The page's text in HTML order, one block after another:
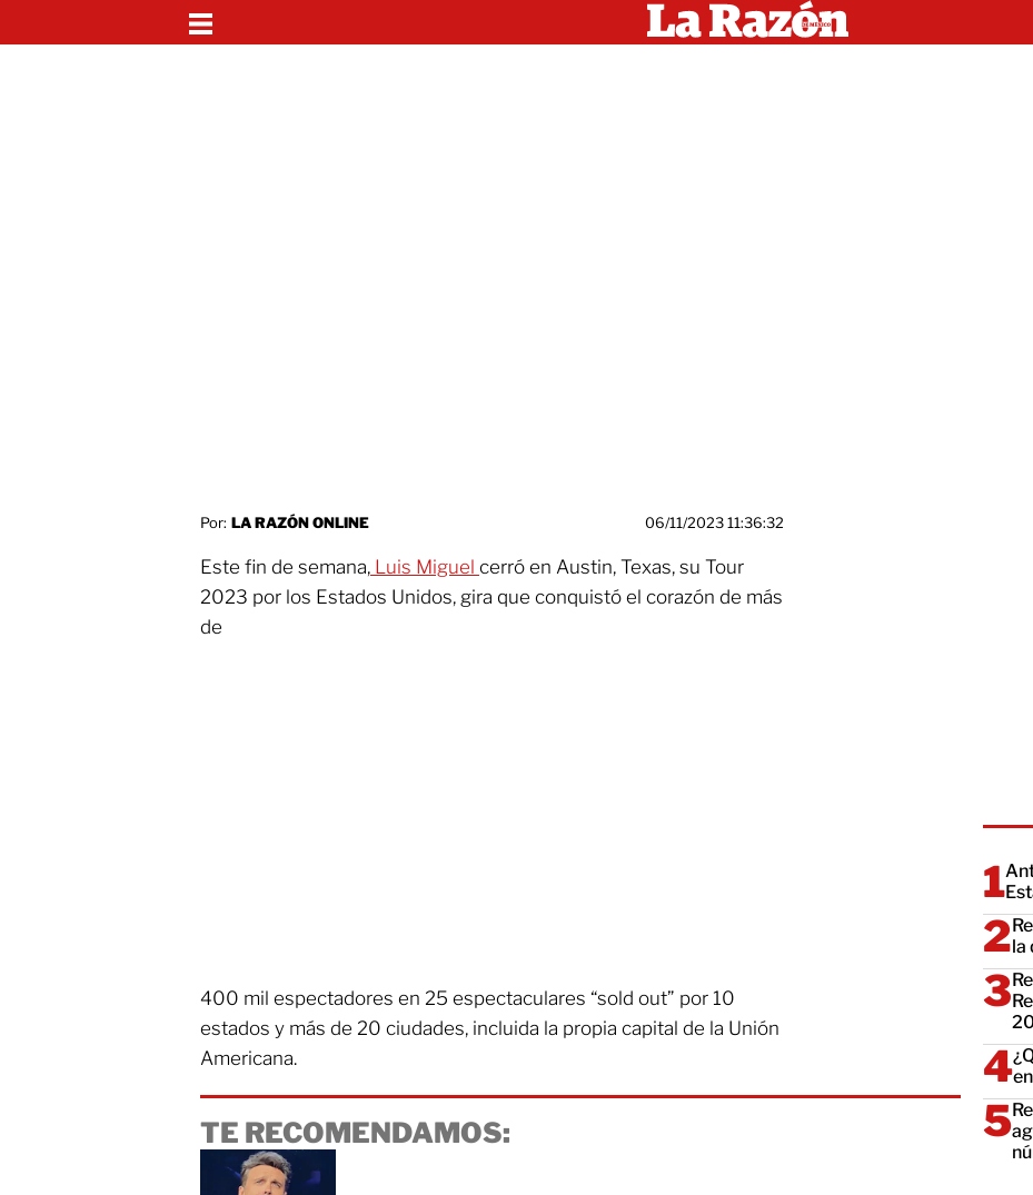
Por: LA RAZÓN ONLINE 06/11/2023 11:36:32
Este fin de semana, Luis Miguel cerró en Austin, Texas, su Tour
2023 por los Estados Unidos, gira que conquistó el corazón de más
de
400 mil espectadores en 25 espectaculares “sold out” por 10
estados y más de 20 ciudades, incluida la propia capital de la Unión
Americana.
TE RECOMENDAMOS:
la